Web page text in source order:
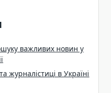
важливих новин у
журналістиці в Україні